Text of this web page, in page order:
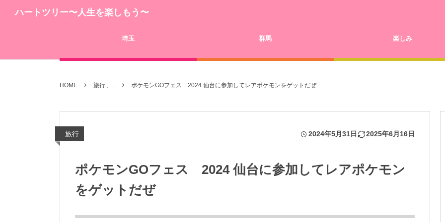
ハートツリー〜人生を楽しもう〜
埼玉 群馬 楽しみ
HOME 旅行 , … ポケモンGOフェス 2024 仙台に参加してレアポケモンをゲットだぜ
旅行 2024年5月31日 2025年6月16日
ポケモンGOフェス 2024 仙台に参加してレアポケモン
をゲットだぜ